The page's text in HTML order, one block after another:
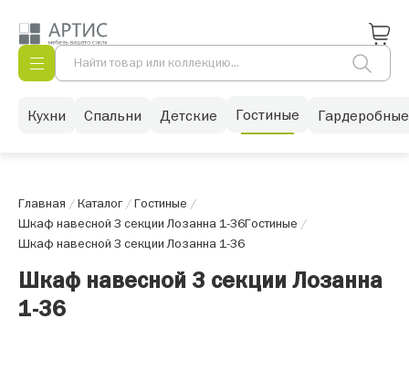
Кухни Спальни Детские Гостиные Гардеробные
Главная /Каталог/Гостиные /
Шкаф навесной 3 секции Лозанна 1-36Гостиные /
Шкаф навесной 3 секции Лозанна 1-36
Шкаф навесной 3 секции Лозанна
1-36